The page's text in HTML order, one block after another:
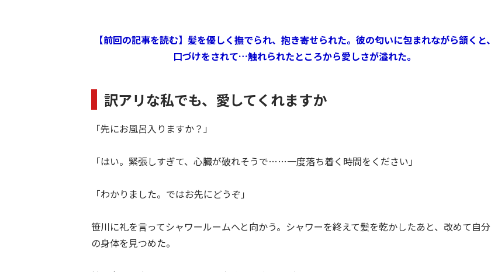
【前回の記事を読む】髪を優しく撫でられ、抱き寄せられた。彼の匂いに包まれながら頷くと、
口づけをされて…触れられたところから愛しさが溢れた。
訳アリな私でも、愛してくれますか
「先にお風呂入りますか？」
「はい。緊張しすぎて、心臓が破れそうで……一度落ち着く時間をください」
「わかりました。ではお先にどうぞ」
笹川に礼を言ってシャワールームへと向かう。シャワーを終えて髪を乾かしたあと、改めて自分
の身体を見つめた。